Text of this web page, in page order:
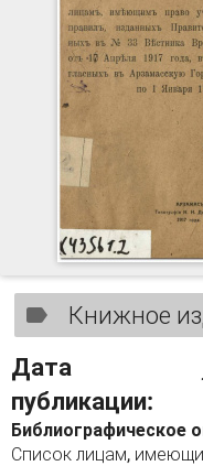
Книжное
Дата
публикации:
Библиографическое
Список лицам,